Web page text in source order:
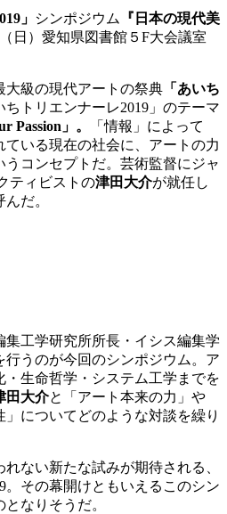
」 シンポジウム
『日本の現代美
日）愛知県図書館５F大会議室
大級の現代アートの祭典 「あいち
ちトリエンナーレ2019」のテーマ
Passion」。
「情報」によって
ている現在の社会に、アートの力
コンセプトだ。芸術監督にジャ
ティビストの津田大介が就任し
だ。
工学研究所所長・イシス編集学
行うのが今回のシンポジウム。ア
生命哲学・システム工学までを
田大介と「アート本来の力」や
」についてどのような対談を繰り
ない新たな試みが期待される、
。その幕開けともいえるこのシン
なりそうだ。